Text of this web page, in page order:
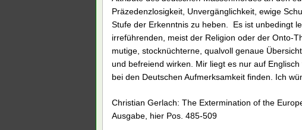
Präzedenzlosigkeit, Unvergänglichkeit, ewige
Stufe der Erkenntnis zu heben. Es ist unbedingt
irreführenden, meist der Religion oder der Onto-
mutige, stocknüchterne, qualvoll genaue
und befreiend wirken. Mir liegt es nur auf
bei den Deutschen Aufmerksamkeit finden. Ich
Christian Gerlach: The Extermination of the
Ausgabe, hier Pos. 485-509